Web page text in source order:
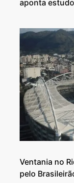
aponta estudo
Ventania no
pelo